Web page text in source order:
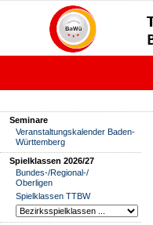
Seminare
Veranstaltungskalender Baden-
Württemberg
Spielklassen 2026/27
Bundes-/Regional-/
Oberligen
Spielklassen TTBW